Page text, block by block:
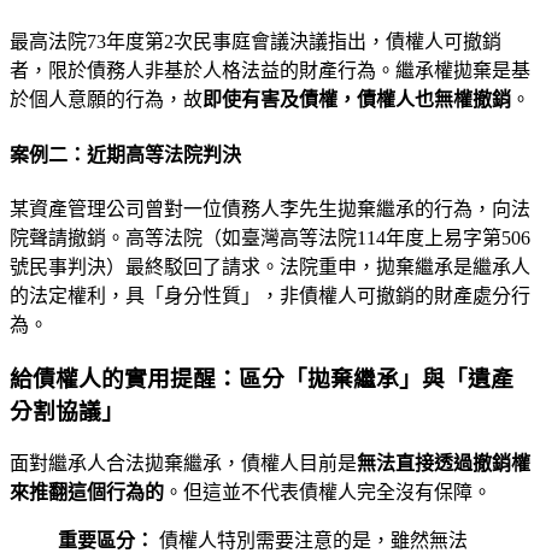
最高法院73年度第2次民事庭會議決議指出，債權人可撤銷
者，限於債務人非基於人格法益的財產行為。繼承權拋棄是基
於個人意願的行為，故即使有害及債權，債權人也無權撤銷 。
案例二：近期高等法院判決
某資產管理公司曾對一位債務人李先生拋棄繼承的行為，向法
院聲請撤銷。高等法院（如臺灣高等法院114年度上易字第506
號民事判決）最終駁回了請求。法院重申，拋棄繼承是繼承人
的法定權利，具「身分性質」，非債權人可撤銷的財產處分行
為。
給債權人的實用提醒：區分「拋棄繼承」與「遺產
分割協議」
面對繼承人合法拋棄繼承，債權人目前是無法直接透過撤銷權
來推翻這個行為的 。但這並不代表債權人完全沒有保障。
重要區分： 債權人特別需要注意的是，雖然無法